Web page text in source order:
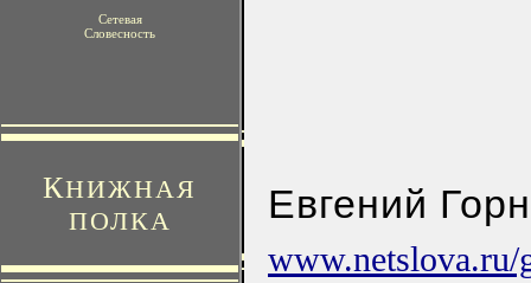
Сетевая
Словесность
КНИЖНАЯ
ПОЛКА
Евгений
www.netslova.ru/